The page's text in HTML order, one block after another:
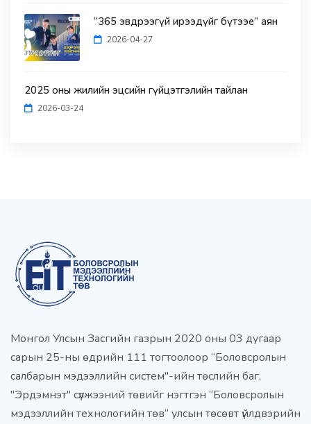
“365 эвдрээгүй ирээдүйг бүтээе” аян
2026-04-27
2025 оны жилийн эцсийн гүйцэтгэлийн тайлан
2026-03-24
Монгол Улсын Засгийн газрын 2020 оны 03 дугаар
сарын 25-ны өдрийн 111 тогтоолоор “Боловсролын
салбарын мэдээллийн систем"-ийн төслийн баг,
"Эрдэмнэт" сүлжээний төвийг нэгтгэн “Боловсролын
мэдээллийн технологийн төв” улсын төсөвт үйлдвэрийн